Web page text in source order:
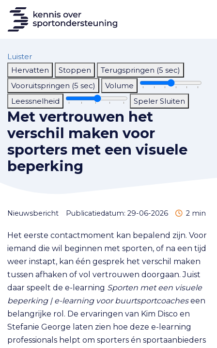
Luister
Hervatten
Stoppen
Terugspringen (5 sec)
Vooruitspringen (5 sec)
Volume
Leessnelheid
Speler Sluiten
Met vertrouwen het
verschil maken voor
sporters met een visuele
beperking
nieuwsbericht Publicatiedatum: 29-06-2026 Leestijd
2 min
Het eerste contactmoment kan bepalend zijn. Voor
iemand die wil beginnen met sporten, of na een tijd
weer instapt, kan één gesprek het verschil maken
tussen afhaken of vol vertrouwen doorgaan. Juist
daar speelt de e-learning Sporten met een visuele
beperking | e-learning voor buurtsportcoacheseen
belangrijke rol. De ervaringen van Kim Disco en
Stefanie George laten zien hoe deze e-learning
professionals helpt om sporters én sportaanbieders